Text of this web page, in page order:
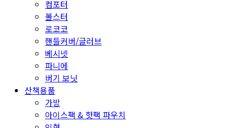
컴포터
볼스터
로코코
핸들커버/글러브
베시넷
파니에
버기 보닛
산책용품
가방
아이스팩 & 핫팩 파우치